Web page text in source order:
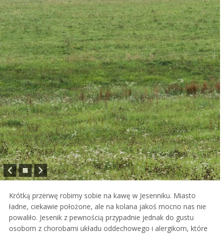
Krótką przerwę robimy sobie na kawę w Jesenniku. Miasto
ładne, ciekawie położone, ale na kolana jakoś mocno nas nie
powaliło. Jesenik z pewnością przypadnie jednak do gustu
osobom z chorobami układu oddechowego i alergikom, które